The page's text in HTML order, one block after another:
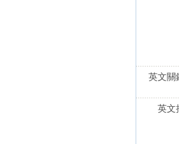
英文關
英文